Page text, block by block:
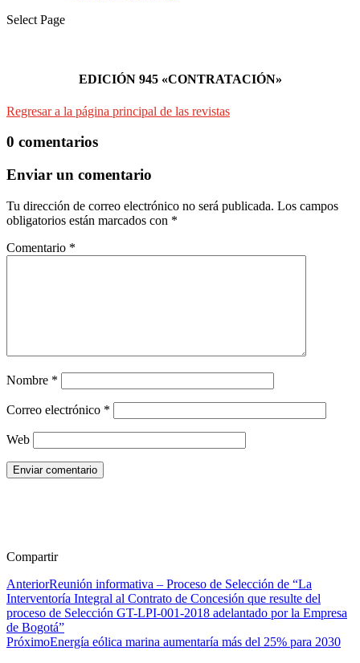
Select Page
EDICIÓN 945 «CONTRATACIÓN»
Regresar a la página principal de las revistas
0 comentarios
Enviar un comentario
Tu dirección de correo electrónico no será publicada. Los campos
obligatorios están marcados con *
Comentario *
Nombre *
Correo electrónico *
Web
Enviar comentario
Compartir
AnteriorReunión informativa – Proceso de Selección de “La
Interventoría Integral al Contrato de Concesión que resulte del
proceso de Selección GT-LPI-001-2018 adelantado por la Empresa
de Bogotá”
PróximoEnergía eólica marina aumentaría más del 25% para 2030